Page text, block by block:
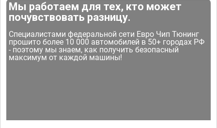
Мы работаем для тех, кто может
почувствовать разницу.
Специалистами федеральной сети Евро Чип Тюнинг
прошито более 10 000 автомобилей в 50+ городах РФ
- поэтому мы знаем, как получить безопасный
максимум от каждой машины!